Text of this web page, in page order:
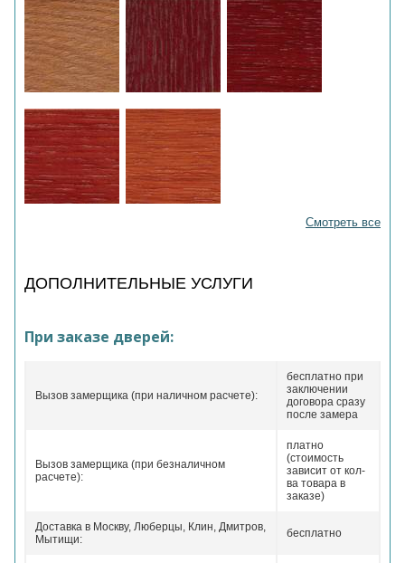
Смотреть все
ДОПОЛНИТЕЛЬНЫЕ УСЛУГИ
При заказе дверей:
Вызов замерщика (при наличном расчете):
бесплатно при
заключении
договора сразу
после замера
Вызов замерщика (при безналичном
расчете):
платно
(стоимость
зависит от кол-
ва товара в
заказе)
Доставка в Москву, Люберцы, Клин, Дмитров,
Мытищи:
бесплатно